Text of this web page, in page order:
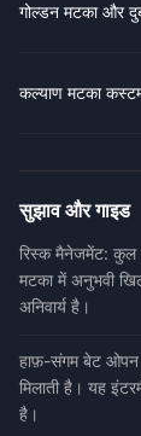
गोल्डन मटका और
कल्याण मटका
सुझाव और गाइड
रिस्क मैनेजमेंट: कुल
मटका में अनुभवी
अनिवार्य है।
हाफ़-संगम बेट ओपन
मिलाती है। यह
है।